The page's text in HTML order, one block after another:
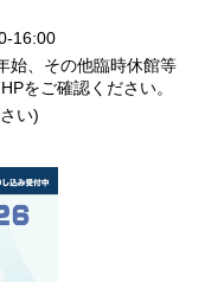
16:00
始、その他臨時休館等
をご確認ください。
い)